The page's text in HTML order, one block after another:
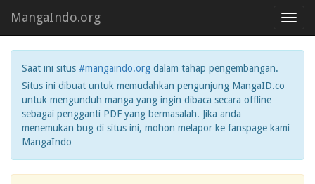
MangaIndo.org
Saat ini situs #mangaindo.org dalam tahap pengembangan.
Situs ini dibuat untuk memudahkan pengunjung MangaID.co
untuk mengunduh manga yang ingin dibaca secara offline
sebagai pengganti PDF yang bermasalah. Jika anda
menemukan bug di situs ini, mohon melapor ke fanspage kami
MangaIndo